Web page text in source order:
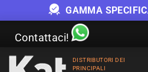
GAMMA
Contattaci!
DISTRIBUTORI DEI
PRINCIPALI